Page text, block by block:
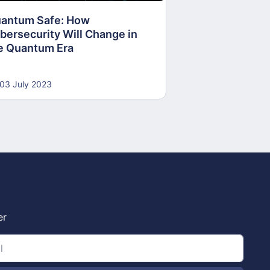
Safe: How
Will Change in
Quantum Era
03 July 2023